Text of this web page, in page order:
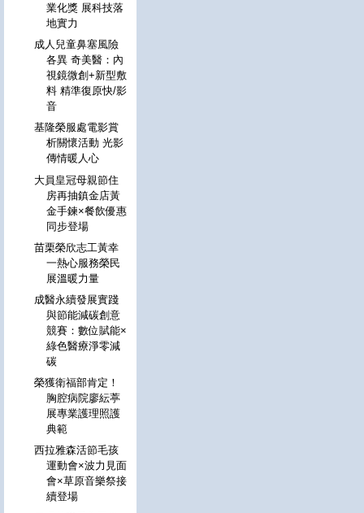
業化獎 展科技落
地實力
成人兒童鼻塞風險
各異 奇美醫：內
視鏡微創+新型敷
料 精準復原快/影
音
基隆榮服處電影賞
析關懷活動 光影
傳情暖人心
大員皇冠母親節住
房再抽鎮金店黃
金手鍊×餐飲優惠
同步登場
苗栗榮欣志工黃幸
一熱心服務榮民
展溫暖力量
成醫永續發展實踐
與節能減碳創意
競賽：數位賦能×
綠色醫療淨零減
碳
榮獲衛福部肯定！
胸腔病院廖紜葶
展專業護理照護
典範
西拉雅森活節毛孩
運動會×波力見面
會×草原音樂祭接
續登場